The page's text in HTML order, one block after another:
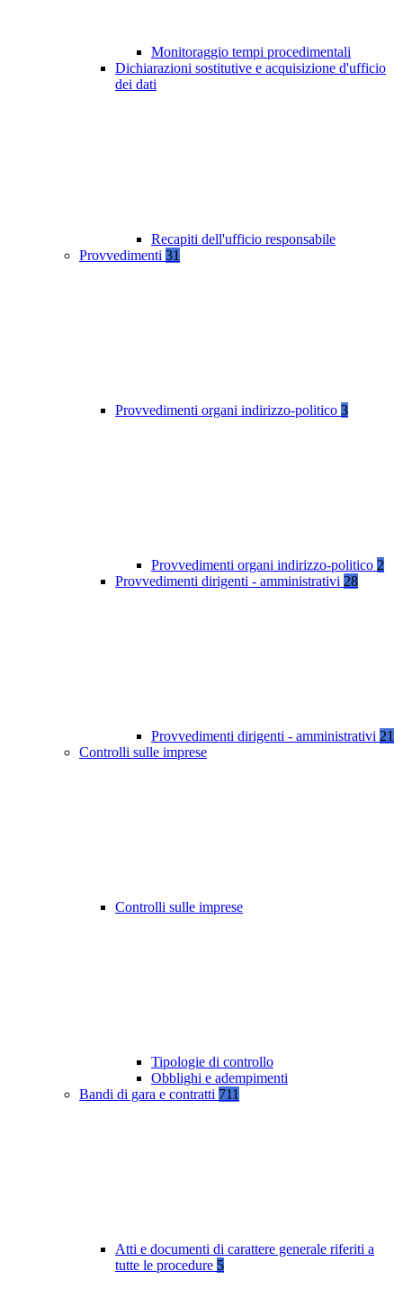
Monitoraggio tempi procedimentali
Dichiarazioni sostitutive e acquisizione d'ufficio
dei dati
Recapiti dell'ufficio responsabile
Provvedimenti 31
Provvedimenti organi indirizzo-politico 3
Provvedimenti organi indirizzo-politico 2
Provvedimenti dirigenti - amministrativi 28
Provvedimenti dirigenti - amministrativi 21
Controlli sulle imprese
Controlli sulle imprese
Tipologie di controllo
Obblighi e adempimenti
Bandi di gara e contratti 711
Atti e documenti di carattere generale riferiti a
tutte le procedure 5